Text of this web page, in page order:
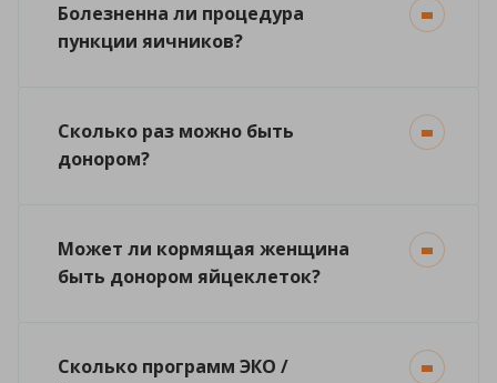
Болезненна ли процедура
пункции яичников?
Сколько раз можно быть
донором?
Может ли кормящая женщина
быть донором яйцеклеток?
Сколько программ ЭКО /